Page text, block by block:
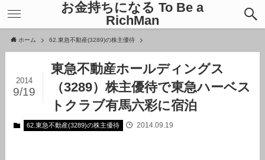
お金持ちになる To Be a
RichMan
ホーム 62.東急不動産(3289)の株主優待
東急不動産ホールディングス
（3289）株主優待で東急ハーベス
トクラブ有馬六彩に宿泊
2014
9/19
62.東急不動産(3289)の株主優待 2014.09.19